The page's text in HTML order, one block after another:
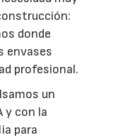
donde
envases
profesional.
un
y con la
para